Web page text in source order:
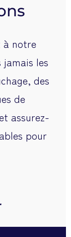
à notre
les
des
de
assurez-
pour